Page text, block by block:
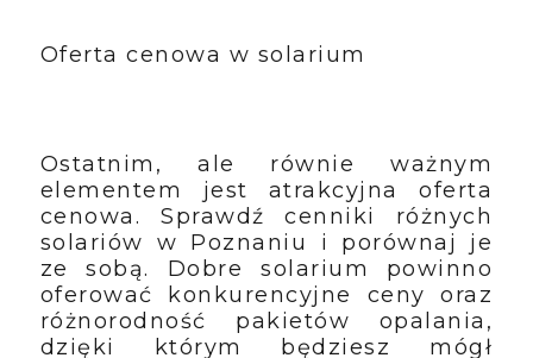
Oferta cenowa w solarium
Ostatnim, ale równie ważnym
elementem jest atrakcyjna oferta
cenowa. Sprawdź cenniki różnych
solariów w Poznaniu i porównaj je
ze sobą. Dobre solarium powinno
oferować konkurencyjne ceny oraz
różnorodność pakietów opalania,
dzięki którym będziesz mógł